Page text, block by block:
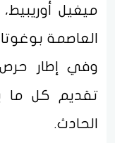
ميغيل
العاصمة
وفي إطار
تقديم كل ما
الحادث.